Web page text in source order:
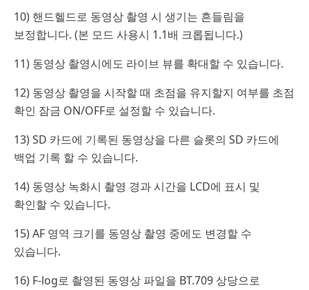
10) 핸드헬드로 동영상 촬영 시 생기는 흔들림을
보정합니다. (본 모드 사용시 1.1배 크롭됩니다.)
11) 동영상 촬영시에도 라이브 뷰를 확대할 수 있습니다.
12) 동영상 촬영을 시작할 때 초점을 유지할지 여부를 초점
확인 잠금 ON/OFF로 설정할 수 있습니다.
13) SD 카드에 기록된 동영상을 다른 슬롯의 SD 카드에
백업 기록 할 수 있습니다.
14) 동영상 녹화시 촬영 경과 시간을 LCD에 표시 및
확인할 수 있습니다.
15) AF 영역 크기를 동영상 촬영 중에도 변경할 수
있습니다.
16) F-log로 촬영된 동영상 파일을 BT.709 상당으로